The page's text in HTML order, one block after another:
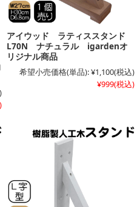
アイウッド ラティススタンド
L70N ナチュラル igardenオ
リジナル商品
希望小売価格(単品):¥1,100(税込)
¥999(税込)